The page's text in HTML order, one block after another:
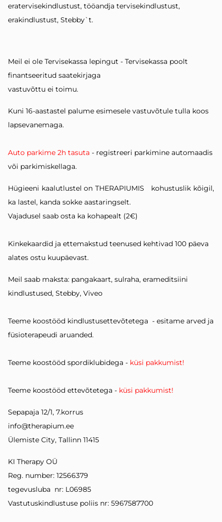
eratervisekindlustust, tööandja tervisekindlustust,
erakindlustust, Stebby`t.
Meil ei ole Tervisekassa lepingut - Tervisekassa poolt
finantseeritud saatekirjaga
vastuvõttu ei toimu.
Kuni 16-aastastel palume esimesele vastuvõtule tulla koos
lapsevanemaga.
Auto parkime 2h tasuta - registreeri parkimine automaadis
või parkimiskellaga.
Hügieeni kaalutlustel on THERAPIUMIS kohustuslik kõigil,
ka lastel, kanda sokke aastaringselt.
Vajadusel saab osta ka kohapealt (2€)
Kinkekaardid ja ettemakstud teenused kehtivad 100 päeva
alates ostu kuupäevast.
Meil saab maksta: pangakaart, sulraha, erameditsiini
kindlustused, Stebby, Viveo
Teeme koostööd kindlustusettevõtetega - esitame arved ja
füsioterapeudi aruanded.
Teeme koostööd spordiklubidega - küsi pakkumist!
Teeme koostööd ettevõtetega - küsi pakkumist!
Sepapaja 12/1, 7.korrus
info@therapium.ee
Ülemiste City, Tallinn 11415
KI Therapy OÜ
Reg. number: 12566379
tegevusluba nr: L06985
Vastutuskindlustuse poliis nr: 5967587700